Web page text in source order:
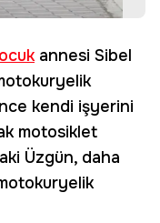
annesi Sibel
kendi işyerini
motosiklet
Üzgün, daha